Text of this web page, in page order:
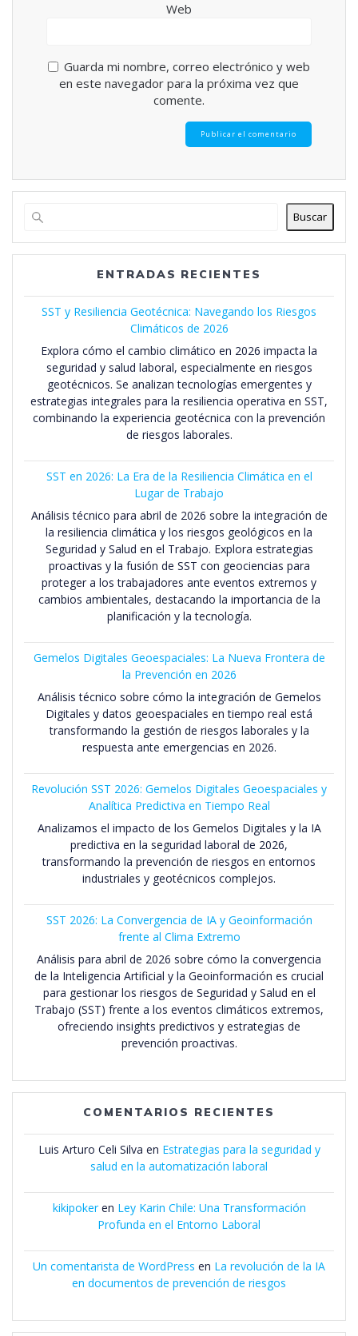
Web
Guarda mi nombre, correo electrónico y web
en este navegador para la próxima vez que
comente.
Buscar
ENTRADAS RECIENTES
SST y Resiliencia Geotécnica: Navegando los Riesgos
Climáticos de 2026
Explora cómo el cambio climático en 2026 impacta la
seguridad y salud laboral, especialmente en riesgos
geotécnicos. Se analizan tecnologías emergentes y
estrategias integrales para la resiliencia operativa en SST,
combinando la experiencia geotécnica con la prevención
de riesgos laborales.
SST en 2026: La Era de la Resiliencia Climática en el
Lugar de Trabajo
Análisis técnico para abril de 2026 sobre la integración de
la resiliencia climática y los riesgos geológicos en la
Seguridad y Salud en el Trabajo. Explora estrategias
proactivas y la fusión de SST con geociencias para
proteger a los trabajadores ante eventos extremos y
cambios ambientales, destacando la importancia de la
planificación y la tecnología.
Gemelos Digitales Geoespaciales: La Nueva Frontera de
la Prevención en 2026
Análisis técnico sobre cómo la integración de Gemelos
Digitales y datos geoespaciales en tiempo real está
transformando la gestión de riesgos laborales y la
respuesta ante emergencias en 2026.
Revolución SST 2026: Gemelos Digitales Geoespaciales y
Analítica Predictiva en Tiempo Real
Analizamos el impacto de los Gemelos Digitales y la IA
predictiva en la seguridad laboral de 2026,
transformando la prevención de riesgos en entornos
industriales y geotécnicos complejos.
SST 2026: La Convergencia de IA y Geoinformación
frente al Clima Extremo
Análisis para abril de 2026 sobre cómo la convergencia
de la Inteligencia Artificial y la Geoinformación es crucial
para gestionar los riesgos de Seguridad y Salud en el
Trabajo (SST) frente a los eventos climáticos extremos,
ofreciendo insights predictivos y estrategias de
prevención proactivas.
COMENTARIOS RECIENTES
Luis Arturo Celi Silva en Estrategias para la seguridad y
salud en la automatización laboral
kikipokeren Ley Karin Chile: Una Transformación
Profunda en el Entorno Laboral
Un comentarista de WordPress en La revolución de la IA
en documentos de prevención de riesgos